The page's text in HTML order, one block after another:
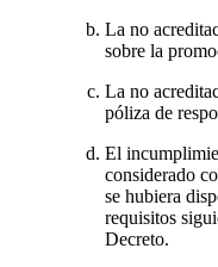
La no
sobre la
La no
póliza de
El
considerado
se hubiera
requisitos
Decreto.